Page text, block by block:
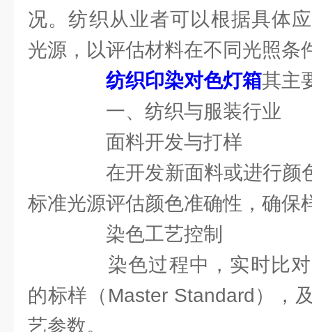
况。纺织从业者可以根据具体
光源，以评估材料在不同光照条
纺织印染对色灯箱其主
一、纺织与服装行业
面料开发与打样
在开发新面料或进行颜
标准光源评估颜色准确性，确保
染色工艺控制
染色过程中，实时比对
的标样（Master Standard），
艺参数。